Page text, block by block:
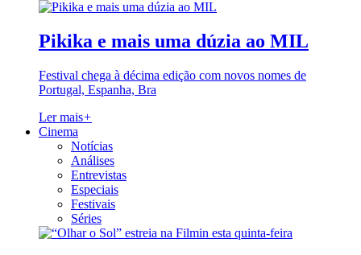
Pikika e mais uma dúzia ao MIL
Festival chega à décima edição com novos nomes de
Portugal, Espanha, Bra
Ler mais+
Cinema
Notícias
Análises
Entrevistas
Especiais
Festivais
Séries